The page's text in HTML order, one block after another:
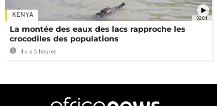
02:04
KENYA
La montée des eaux des lacs rapproche les
crocodiles des populations
Il y a 5 heures